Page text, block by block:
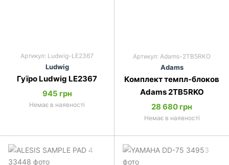
Артикул: Ludwig-LE2367
Ludwig
Гуїро Ludwig LE2367
945 грн
Немає в наявності
Артикул: Adams-2TB5RKO
Adams
Комплект темпл-блоков
Adams 2TB5RKO
28 680 грн
Немає в наявності